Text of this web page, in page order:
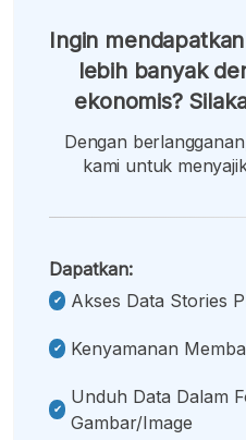
Ingin
lebih banyak
ekonomis?
Dengan
kami untuk
Dapatkan:
Akses Data Stories
Kenyamanan
Unduh Data Dalam
Gambar/image